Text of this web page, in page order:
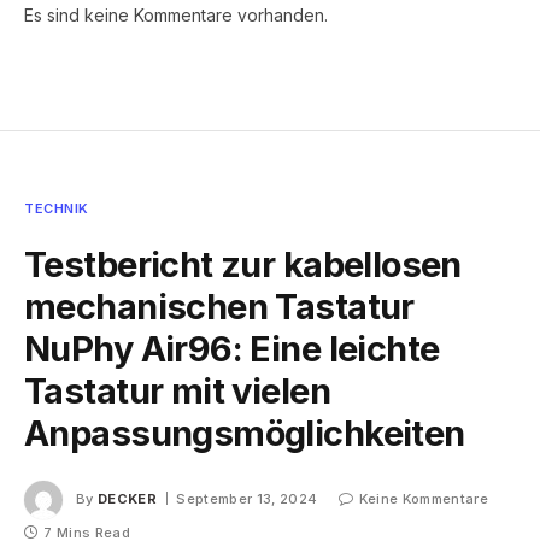
Es sind keine Kommentare vorhanden.
TECHNIK
Testbericht zur kabellosen
mechanischen Tastatur
NuPhy Air96: Eine leichte
Tastatur mit vielen
Anpassungsmöglichkeiten
By DECKER September 13, 2024
Keine Kommentare
7 Mins Read